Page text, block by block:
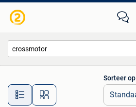
Alle afstanden…
Sorteer op